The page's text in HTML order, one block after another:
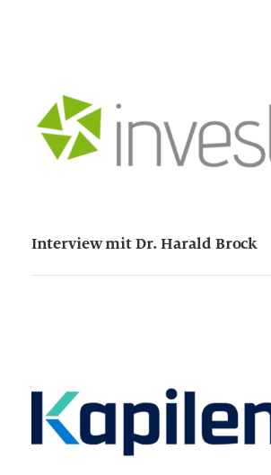
Interview mit Dr. Harald Brock